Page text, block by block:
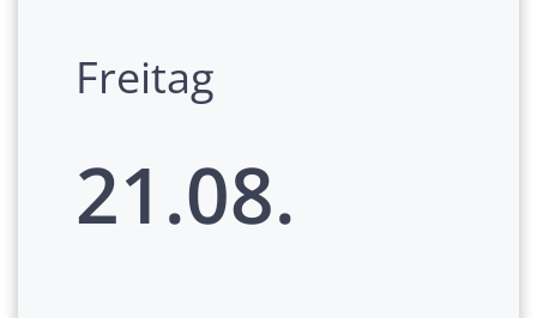
Freitag
21.08.